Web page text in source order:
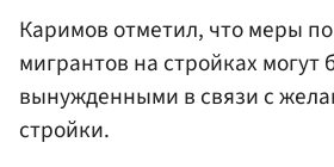
Каримов отметил, что меры по
мигрантов на стройках могут
вынужденными в связи с
стройки.